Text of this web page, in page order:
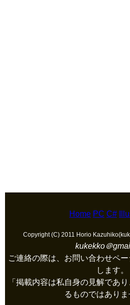
Home PC C#
Copyright (C) 2011 Horio
kukekko＠
ご連絡の際は、お問い合わせペ
します。
「掲載内容は私自身の見解であ
るものではありま